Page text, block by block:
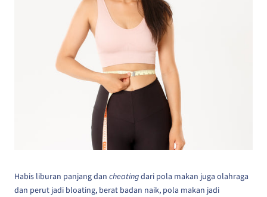
Habis liburan panjang dan cheatingdari pola makan juga olahraga
dan perut jadi bloating, berat badan naik, pola makan jadi